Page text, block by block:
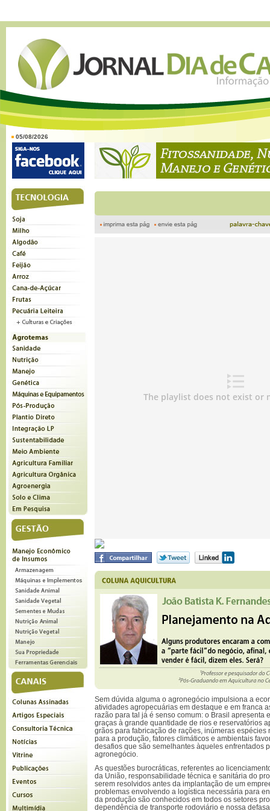
05/08/2026
Sem dúvida alguma o agronegócio impulsiona a
atividades agropecuárias em destaque e em franca
razão para tal já é senso comum: o Brasil apresenta
graças à grande quantidade de rios e reservatórios
grãos para fabricação de rações, inúmeras espécies
para a produção, fatores climáticos e ambientais
desafios que são semelhantes àqueles enfrentados
agronegócio.
As questões burocráticas, referentes ao
da União, responsabilidade técnica e sanitária do
serem resolvidos antes da implantação de um
problemas envolvendo a logística necessária para
da produção são conhecidos em todos os setores
dependência de transporte rodoviário e nossa